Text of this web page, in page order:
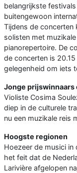
belangrijkste
buitengewoon
Tijdens de concerten
solisten met
pianorepertoire. De
de concerten is
gelegenheid om iets
Jonge prijswinnaars
Violiste Cosima
diep in de culturele
nu een muzikale reis
Hoogste regionen
Hoezeer de musici in
het feit dat de
Larivière afgelopen